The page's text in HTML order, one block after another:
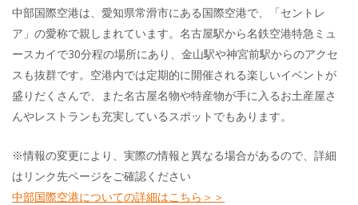
中部国際空港は、愛知県常滑市にある国際空港で、「セントレ
ア」の愛称で親しまれています。名古屋駅から名鉄空港特急ミュ
ースカイで30分程の場所にあり、金山駅や神宮前駅からのアクセ
スも抜群です。空港内では定期的に開催される楽しいイベントが
盛りだくさんで、また名古屋名物や特産物が手に入るお土産屋さ
んやレストランも充実しているスポットでもあります。
※情報の変更により、実際の情報と異なる場合があるので、詳細
はリンク先ページをご確認ください
中部国際空港についての詳細はこちら＞＞